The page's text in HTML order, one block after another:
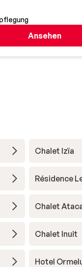
Ansehen
Chalet Izïa
Résidence
Chalet
Chalet Inuit
Hotel